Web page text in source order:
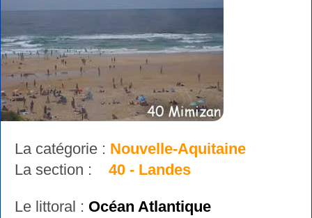
La catégorie : Nouvelle-Aquitaine
La section : 40 - Landes
Le littoral : Océan Atlantique